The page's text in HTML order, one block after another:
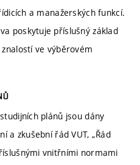
a manažerských funkcí.
poskytuje příslušný základ
ve výběrovém
plánů jsou dány
a zkušební řád VUT, „Řád
vnitřními normami